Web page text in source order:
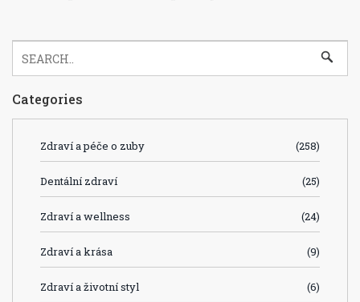
Categories
Zdraví a péče o zuby (258)
Dentální zdraví (25)
Zdraví a wellness (24)
Zdraví a krása (9)
Zdraví a životní styl (6)